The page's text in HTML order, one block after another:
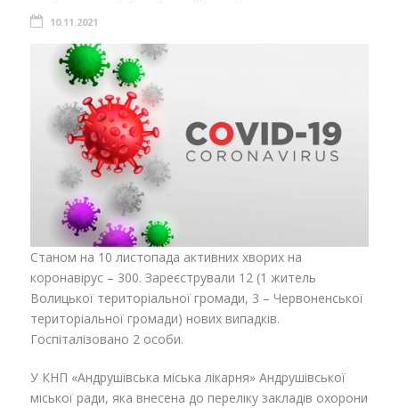
10.11.2021
Станом на 10 листопада активних хворих на
коронавірус – 300. Зареєстрували 12 (1 житель
Волицької територіальної громади, 3 – Червоненської
територіальної громади) нових випадків.
Госпіталізовано 2 особи.
У КНП «Андрушівська міська лікарня» Андрушівської
міської ради, яка внесена до переліку закладів охорони